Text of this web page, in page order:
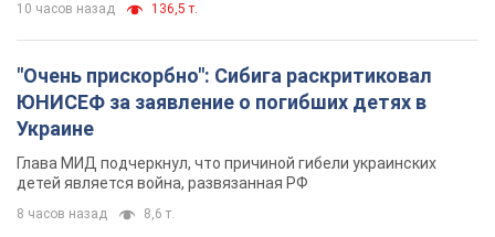
10 часов назад 136,5 т.
"Очень прискорбно": Сибига раскритиковал
ЮНИСЕФ за заявление о погибших детях в
Украине
Глава МИД подчеркнул, что причиной гибели украинских
детей является война, развязанная РФ
8 часов назад 8,6 т.